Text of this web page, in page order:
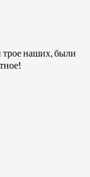
трое наших, были